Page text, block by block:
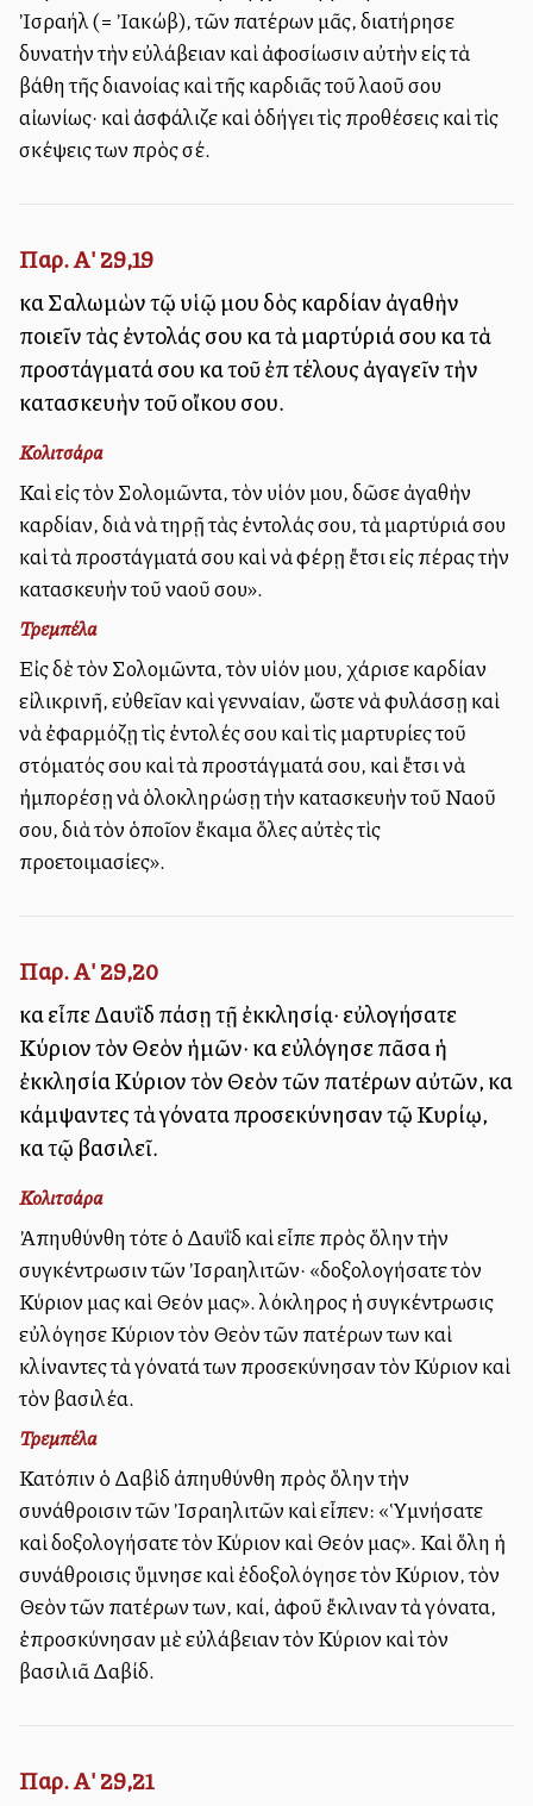
Ἰσραήλ (= Ἰακώβ), τῶν πατέρων μᾶς, διατήρησε
δυνατὴν τὴν εὐλάβειαν καὶ ἀφοσίωσιν αὐτὴν εἰς τὰ
βάθη τῆς διανοίας καὶ τῆς καρδιᾶς τοῦ λαοῦ σου
αἰωνίως· καὶ ἀσφάλιζε καὶ ὁδήγει τὶς προθέσεις καὶ τὶς
σκέψεις των πρὸς σέ.
Παρ. Α' 29,19
καὶ Σαλωμὼν τῷ υἱῷ μου δὸς καρδίαν ἀγαθὴν
ποιεῖν τὰς ἐντολάς σου καὶ τὰ μαρτύριά σου καὶ τὰ
προστάγματά σου καὶ τοῦ ἐπὶ τέλους ἀγαγεῖν τὴν
κατασκευὴν τοῦ οἴκου σου.
Κολιτσάρα
Καὶ εἰς τὸν Σολομῶντα, τὸν υἱόν μου, δῶσε ἀγαθὴν
καρδίαν, διὰ νὰ τηρῇ τὰς ἐντολάς σου, τὰ μαρτύριά σου
καὶ τὰ προστάγματά σου καὶ νὰ φέρῃ ἔτσι εἰς πέρας τὴν
κατασκευὴν τοῦ ναοῦ σου».
Τρεμπέλα
Εἰς δὲ τὸν Σολομῶντα, τὸν υἱόν μου, χάρισε καρδίαν
εἰλικρινῆ, εὐθεῖαν καὶ γενναίαν, ὥστε νὰ φυλάσσῃ καὶ
νὰ ἐφαρμόζῃ τὶς ἐντολές σου καὶ τὶς μαρτυρίες τοῦ
στόματός σου καὶ τὰ προστάγματά σου, καὶ ἔτσι νὰ
ἠμπορέσῃ νὰ ὁλοκληρώσῃ τὴν κατασκευὴν τοῦ Ναοῦ
σου, διὰ τὸν ὁποῖον ἔκαμα ὅλες αὐτὲς τὶς
προετοιμασίες».
Παρ. Α' 29,20
καὶ εἶπε Δαυῒδ πάσῃ τῇ ἐκκλησίᾳ· εὐλογήσατε
Κύριον τὸν Θεὸν ἡμῶν· καὶ εὐλόγησε πᾶσα ἡ
ἐκκλησία Κύριον τὸν Θεὸν τῶν πατέρων αὐτῶν, καὶ
κάμψαντες τὰ γόνατα προσεκύνησαν τῷ Κυρίῳ,
καὶ τῷ βασιλεῖ.
Κολιτσάρα
Ἀπηυθύνθη τότε ὁ Δαυῒδ καὶ εἶπε πρὸς ὅλην τὴν
συγκέντρωσιν τῶν Ἰσραηλιτῶν· «δοξολογήσατε τὸν
Κύριον μας καὶ Θεόν μας». Ὁλόκληρος ἡ συγκέντρωσις
εὐλόγησε Κύριον τὸν Θεὸν τῶν πατέρων των καὶ
κλίναντες τὰ γόνατά των προσεκύνησαν τὸν Κύριον καὶ
τὸν βασιλέα.
Τρεμπέλα
Κατόπιν ὁ Δαβὶδ ἀπηυθύνθη πρὸς ὅλην τὴν
συνάθροισιν τῶν Ἰσραηλιτῶν καὶ εἶπεν: «Ὑμνήσατε
καὶ δοξολογήσατε τὸν Κύριον καὶ Θεόν μας». Καὶ ὅλη ἡ
συνάθροισις ὕμνησε καὶ ἐδοξολόγησε τὸν Κύριον, τὸν
Θεὸν τῶν πατέρων των, καί, ἀφοῦ ἔκλιναν τὰ γόνατα,
ἐπροσκύνησαν μὲ εὐλάβειαν τὸν Κύριον καὶ τὸν
βασιλιᾶ Δαβίδ.
Παρ. Α' 29,21